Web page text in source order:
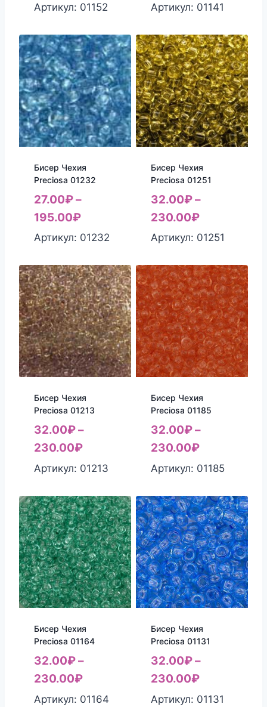
Артикул: 01152 Артикул: 01141
Бисер Чехия
Preciosa 01232
27.00₽–
195.00₽
Артикул: 01232
Бисер Чехия
Preciosa 01251
32.00₽–
230.00₽
Артикул: 01251
Бисер Чехия
Preciosa 01213
32.00₽–
230.00₽
Артикул: 01213
Бисер Чехия
Preciosa 01185
32.00₽–
230.00₽
Артикул: 01185
Бисер Чехия
Preciosa 01164
32.00₽–
230.00₽
Артикул: 01164
Бисер Чехия
Preciosa 01131
32.00₽–
230.00₽
Артикул: 01131